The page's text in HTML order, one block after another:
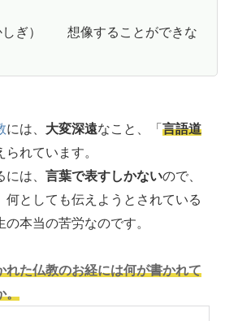
しぎ） 想像することができな
には、 大変深遠なこと、「 言語道
られています。
は、 言葉で表すしかないので、
何としても伝えようとされている
本当の苦労なのです。
れた仏教のお経には何が書かれて
。